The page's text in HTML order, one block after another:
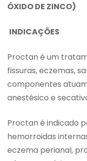
ÓXIDO DE ZINCO)
INDICAÇÕES
Proctan é um
fissuras, eczemas,
componentes
anestésico e
Proctan é indicado
hemorroidas
eczema perianal,